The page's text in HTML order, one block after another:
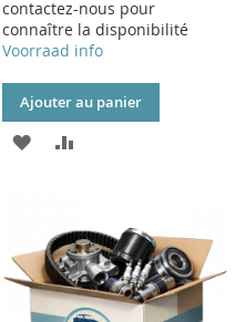
contactez-nous pour
connaître la disponibilité
Voorraad info
Ajouter au panier
AJOUTER
LISTE
D’ENVIE